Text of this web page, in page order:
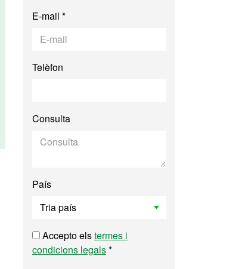
E-mail *
Telèfon
Consulta
País
Accepto elstermes i
condicions legals*